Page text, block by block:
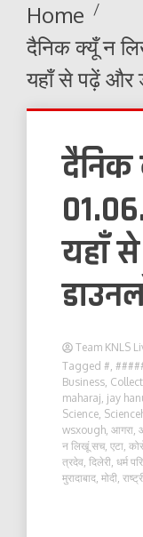
Home
दैनिक क्यूँ न
यहाँ से पढ़ें और
यहाँ
Team KNLS
Tagged #,
Business,
maharaj, jay
Science,
wsxough, आगरा,
न लिखूं सच, एटा,
त्रदेव, दिलेरी, धर्म
मुरादाबाद, मोदी,